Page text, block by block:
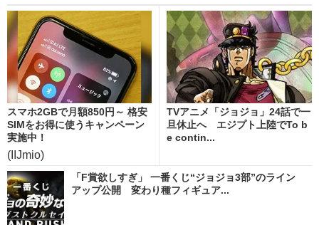
スマホ2GBで月額850円～ 格安
SIMをお得に使うキャンペーン
実施中！
(IIJmio)
TVアニメ「ジョジョ」24話で一
旦休止へ エジプト上陸でTo b
e contin...
「F賞欲しすぎ」 一番くじ“ジョジョ3部”のライン
アップ公開 変わり種フィギュア...